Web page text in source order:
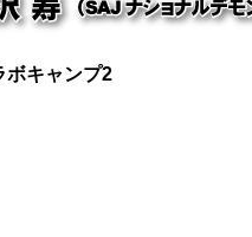
ボキャンプ2